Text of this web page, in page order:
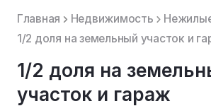
Главная Недвижимость
1/2 доля на
участок и гараж